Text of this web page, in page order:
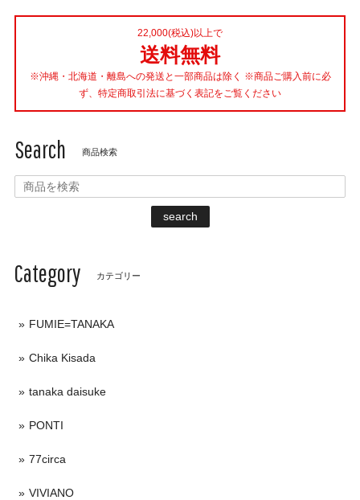
22,000(税込)以上で
送料無料
※沖縄・北海道・離島への発送と一部商品は除く ※商品ご購入前に必
ず、特定商取引法に基づく表記をご覧ください
Search 商品検索
search
Category カテゴリー
FUMIE=TANAKA
Chika Kisada
tanaka daisuke
PONTI
77circa
VIVIANO